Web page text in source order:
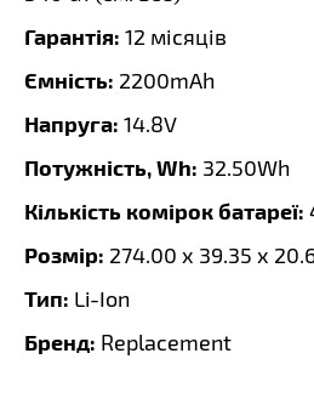
Гарантія: 12 місяців
Ємність: 2200mAh
Напруга: 14.8V
Потужність, Wh: 32.50Wh
Кількість комірок батареї:
Розмір: 274.00 x 39.35 x
Тип: Li-Ion
Бренд: Replacement